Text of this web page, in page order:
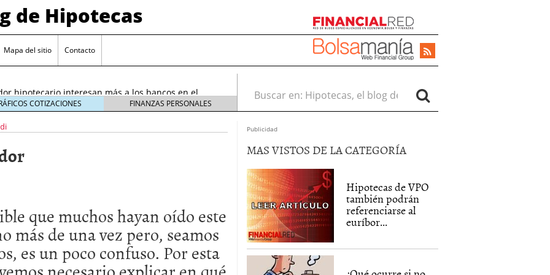
de Hipotecas
Mapa del sitio Contacto
analistas sitúan el índice entre 2,25 % y 2,30 %
sobre el sobreendeudamiento inmobiliario
hipotecario interesan más a los bancos en el
en España: requisitos y condiciones actuales
analistas sitúan el índice entre 2,25 % y 2,30 %
COTIZACIONES FINANZAS PERSONALES
Buscar en:
que muchos hayan oído este
más de una vez pero, seamos
es un poco confuso. Por esta
Publicidad
MAS VISTOS DE LA CATEGORÍA
Hipotecas de VPO
también podrán
referenciarse al
euríbor...